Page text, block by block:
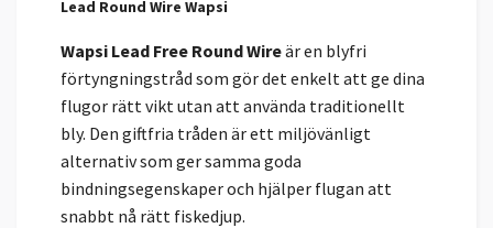
Lead Round Wire Wapsi
Wapsi Lead Free Round Wireär en blyfri
förtyngningstråd som gör det enkelt att ge dina
flugor rätt vikt utan att använda traditionellt
bly. Den giftfria tråden är ett miljövänligt
alternativ som ger samma goda
bindningsegenskaper och hjälper flugan att
snabbt nå rätt fiskedjup.